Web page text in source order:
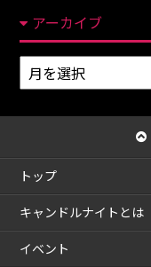
アーカイブ
ア
ー
ブ
トップ
キャンドルナイトとは
イベント